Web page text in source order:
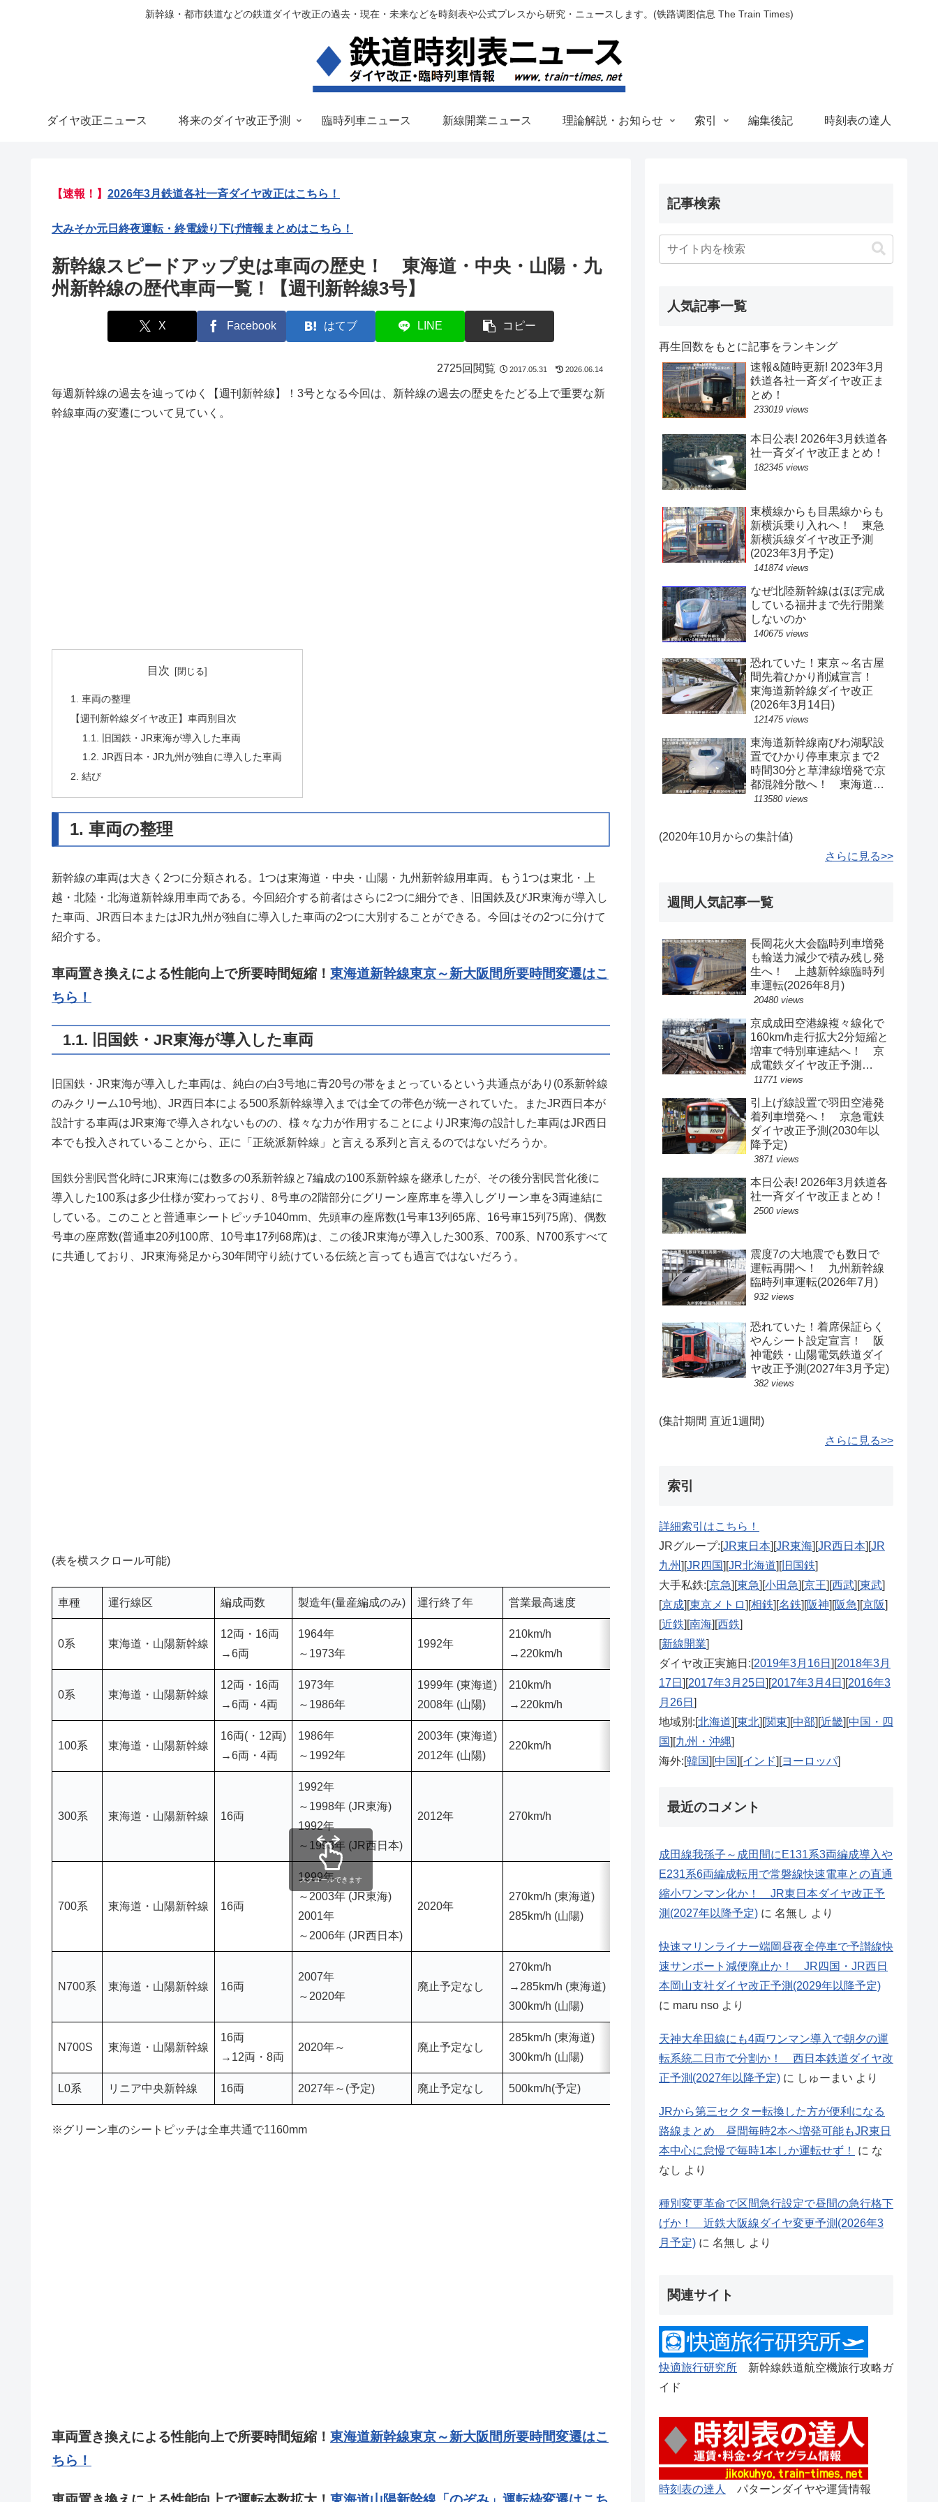
新幹線・都市鉄道などの鉄道ダイヤ改正の過去・現在・未来などを時刻表や公式プレスから研究・ニュースします。(铁路调图信息 The Train Times)
ダイヤ改正ニュース 将来のダイヤ改正予測 臨時列車ニュース 新線開業ニュース 理論解説・お知らせ 索引 編集後記 時刻表の達人
【速報！】 2026年3月鉄道各社一斉ダイヤ改正はこちら！
大みそか元日終夜運転・終電繰り下げ情報まとめはこちら！
新幹線スピードアップ史は車両の歴史！ 東海道・中央・山陽・九
州新幹線の歴代車両一覧！【週刊新幹線3号】
X Facebook はてブ LINE コピー
2725回閲覧 2017.05.31 2026.06.14
毎週新幹線の過去を辿ってゆく【週刊新幹線】！3号となる今回は、新幹線の過去の歴史をたどる上で重要な新
幹線車両の変遷について見ていく。
目次
1. 車両の整理
【週刊新幹線ダイヤ改正】車両別目次
1.1. 旧国鉄・JR東海が導入した車両
1.2. JR西日本・JR九州が独自に導入した車両
2. 結び
1. 車両の整理
新幹線の車両は大きく2つに分類される。1つは東海道・中央・山陽・九州新幹線用車両。もう1つは東北・上
越・北陸・北海道新幹線用車両である。今回紹介する前者はさらに2つに細分でき、旧国鉄及びJR東海が導入し
た車両、JR西日本またはJR九州が独自に導入した車両の2つに大別することができる。今回はその2つに分けて
紹介する。
車両置き換えによる性能向上で所要時間短縮！ 東海道新幹線東京～新大阪間所要時間変遷はこ
ちら！
1.1. 旧国鉄・JR東海が導入した車両
旧国鉄・JR東海が導入した車両は、純白の白3号地に青20号の帯をまとっているという共通点があり(0系新幹線
のみクリーム10号地)、JR西日本による500系新幹線導入までは全ての帯色が統一されていた。またJR西日本が
設計する車両はJR東海で導入されないものの、様々な力が作用することによりJR東海の設計した車両はJR西日
本でも投入されていることから、正に「正統派新幹線」と言える系列と言えるのではないだろうか。
国鉄分割民営化時にJR東海には数多の0系新幹線と7編成の100系新幹線を継承したが、その後分割民営化後に
導入した100系は多少仕様が変わっており、8号車の2階部分にグリーン座席車を導入しグリーン車を3両連結に
している。このことと普通車シートピッチ1040mm、先頭車の座席数(1号車13列65席、16号車15列75席)、偶数
号車の座席数(普通車20列100席、10号車17列68席)は、この後JR東海が導入した300系、700系、N700系すべて
に共通しており、JR東海発足から30年間守り続けている伝統と言っても過言ではないだろう。
(表を横スクロール可能)
車種 運行線区 編成両数 製造年(量産編成のみ) 運行終了年 営業最高速度 起動加速度 ノーズ長 普通車のシートピッチ
0系 東海道・山陽新幹線
12両・16両
→6両
1964年
～1973年
1992年
210km/h
→220km/h
1.0km/h/s 3.9m
940mm
0系 東海道・山陽新幹線
12両・16両
→6両・4両
1973年
～1986年
1999年 (東海道)
2008年 (山陽)
210km/h
→220km/h
1.2km/h/s 3.9m
940mm
100系 東海道・山陽新幹線
16両(・12両)
→6両・4両
1986年
～1992年
2003年 (東海道)
2012年 (山陽)
220km/h 1.6km/h/s 4.8m
300系 東海道・山陽新幹線 16両
1992年
～1998年 (JR東海)
1992年
～1993年 (JR西日本)
2012年 270km/h 6.0m 1040mm
700系 東海道・山陽新幹線 16両
1999年
～2003年 (JR東海)
2001年
～2006年 (JR西日本)
2020年
270km/h (東海道)
285km/h (山陽)
2.0km/h/s 9.2m 1040mm
N700系 東海道・山陽新幹線 16両
2007年
～2020年
廃止予定なし
270km/h
→285km/h (東海道)
300km/h (山陽)
2.6km/h/s 10.7m
N700S 東海道・山陽新幹線
16両
→12両・8両
2020年～ 廃止予定なし
285km/h (東海道)
300km/h (山陽)
2.6km/h/s 10.7m
1040mm
(1号車と16号車は1023mm)
L0系 リニア中央新幹線 16両 2027年～(予定) 廃止予定なし 500km/h(予定)
スクロールできます
※グリーン車のシートピッチは全車共通で1160mm
車両置き換えによる性能向上で所要時間短縮！ 東海道新幹線東京～新大阪間所要時間変遷はこ
ちら！
記事検索
人気記事一覧
再生回数をもとに記事をランキング
速報&随時更新! 2023年3月
鉄道各社一斉ダイヤ改正ま
とめ！
233019 views
本日公表! 2026年3月鉄道各
社一斉ダイヤ改正まとめ！
182345 views
東横線からも目黒線からも
新横浜乗り入れへ！ 東急
新横浜線ダイヤ改正予測
(2023年3月予定)
141874 views
なぜ北陸新幹線はほぼ完成
している福井まで先行開業
しないのか
140675 views
恐れていた！東京～名古屋
間先着ひかり削減宣言！
東海道新幹線ダイヤ改正
(2026年3月14日)
121475 views
東海道新幹線南びわ湖駅設
置でひかり停車東京まで2
時間30分と草津線増発で京
都混雑分散へ！ 東海道新
幹線ダイヤ改正予測(2040
113580 views
(2020年10月からの集計値)
さらに見る>>
週間人気記事一覧
長岡花火大会臨時列車増発
も輸送力減少で積み残し発
生へ！ 上越新幹線臨時列
車運転(2026年8月)
20480 views
京成成田空港線複々線化で
160km/h走行拡大2分短縮と
増車で特別車連結へ！ 京
成電鉄ダイヤ改正予測
(2029年以降予定)
11771 views
引上げ線設置で羽田空港発
着列車増発へ！ 京急電鉄
ダイヤ改正予測(2030年以
降予定)
3871 views
本日公表! 2026年3月鉄道各
社一斉ダイヤ改正まとめ！
2500 views
震度7の大地震でも数日で
運転再開へ！ 九州新幹線
臨時列車運転(2026年7月)
932 views
恐れていた！着席保証らく
やんシート設定宣言！ 阪
神電鉄・山陽電気鉄道ダイ
ヤ改正予測(2027年3月予定)
382 views
(集計期間 直近1週間)
さらに見る>>
索引
詳細索引はこちら！
JRグループ:[ JR東日本 JR東海 JR西日本 JR
九州
JR四国 JR北海道 旧国鉄
大手私鉄:[ 京急 東急 小田急 京王 西武 東武
京成 東京メトロ 相鉄 名鉄 阪神 阪急 京阪
近鉄 南海 西鉄
新線開業
ダイヤ改正実施日:[ 2019年3月16日
2018年3月
17日
2017年3月25日 2017年3月4日
2016年3
月26日
地域別:[ 北海道 東北 関東 中部 近畿 中国・四
国
九州・沖縄
海外:[ 韓国 中国 インド ヨーロッパ]
最近のコメント
成田線我孫子～成田間にE131系3両編成導入や
E231系6両編成転用で常磐線快速電車との直通
縮小ワンマン化か！ JR東日本ダイヤ改正予
測(2027年以降予定) に 名無し より
快速マリンライナー端岡昼夜全停車で予讃線快
速サンポート減便廃止か！ JR四国・JR西日
本岡山支社ダイヤ改正予測(2029年以降予定)
に maru nso より
天神大牟田線にも4両ワンマン導入で朝夕の運
転系統二日市で分割か！ 西日本鉄道ダイヤ改
正予測(2027年以降予定) に しゅーまい より
JRから第三セクター転換した方が便利になる
路線まとめ 昼間毎時2本へ増発可能もJR東日
本中心に怠慢で毎時1本しか運転せず！
に な
なし より
種別変更革命で区間急行設定で昼間の急行格下
げか！ 近鉄大阪線ダイヤ変更予測(2026年3
月予定) に 名無し より
関連サイト
快適旅行研究所 新幹線鉄道航空機旅行攻略ガ
イド
時刻表の達人 パターンダイヤや運賃情報